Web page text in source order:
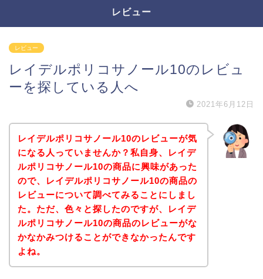
レビュー
レビュー
レイデルポリコサノール10のレビュ
ーを探している人へ
2021年6月12日
レイデルポリコサノール10のレビューが気
になる人っていませんか？私自身、レイデ
ルポリコサノール10の商品に興味があった
ので、レイデルポリコサノール10の商品の
レビューについて調べてみることにしまし
た。ただ、色々と探したのですが、レイデ
ルポリコサノール10の商品のレビューがな
かなかみつけることができなかったんです
よね。